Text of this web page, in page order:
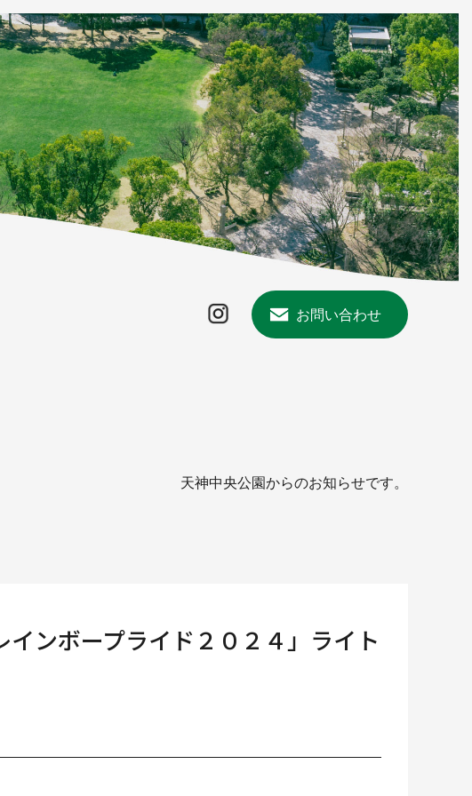
Instagram お問い合わせ
天神中央公園からのお知らせです。
ンボープライド２０２４」ライト